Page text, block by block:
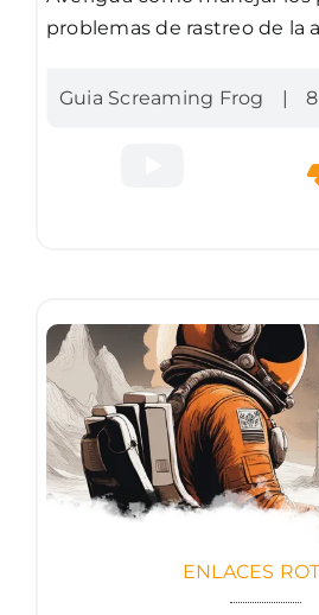
problemas de rastreo de la
Guia Screaming Frog |
ENLACES